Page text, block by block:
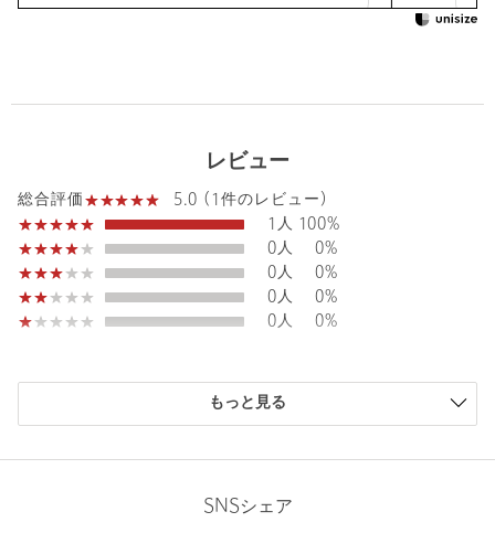
レビュー
総合評価
5.0 (1件のレビュー)
1人 100%
0人
0%
0人
0%
0人
0%
0人
0%
もっと見る
SNSシェア